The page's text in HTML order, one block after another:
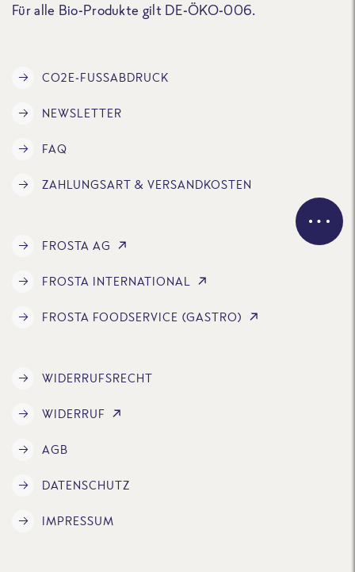
Für alle Bio-Produkte gilt DE-ÖKO-006.
CO2E-FUSSABDRUCK
NEWSLETTER
FAQ
ZAHLUNGSART & VERSANDKOSTEN
FROSTA AG
FROSTA INTERNATIONAL
FROSTA FOODSERVICE (GASTRO)
WIDERRUFSRECHT
WIDERRUF
AGB
DATENSCHUTZ
IMPRESSUM